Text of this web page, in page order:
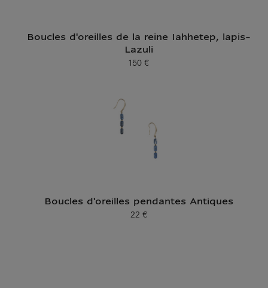
Boucles d'oreilles de la reine Iahhetep, lapis-
Lazuli
Prix ​​actuel
150 €
Boucles d'oreilles pendantes Antiques
Prix ​​actuel
22 €